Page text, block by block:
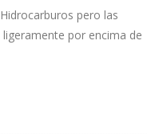
pero las
por encima de